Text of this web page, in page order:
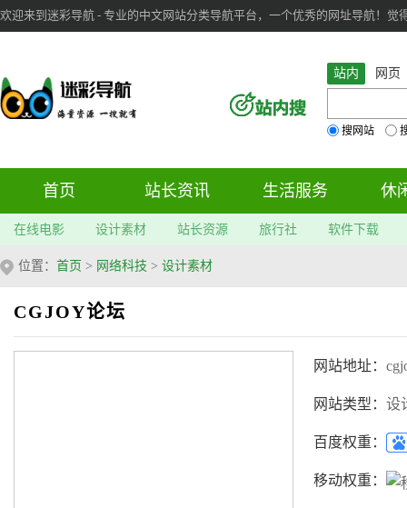
欢迎来到迷彩导航 - 专业的中文网站分类导航平台，一个优秀的网址导航！觉
站内 网页
搜网站
首页 站长资讯 生活服务 休
在线电影 设计素材 站长资源 旅行社 软件下载
位置： 首页 > 网络科技 > 设计素材
CGJOY论坛
网站地址：
网站类型： 设
百度权重：
移动权重：